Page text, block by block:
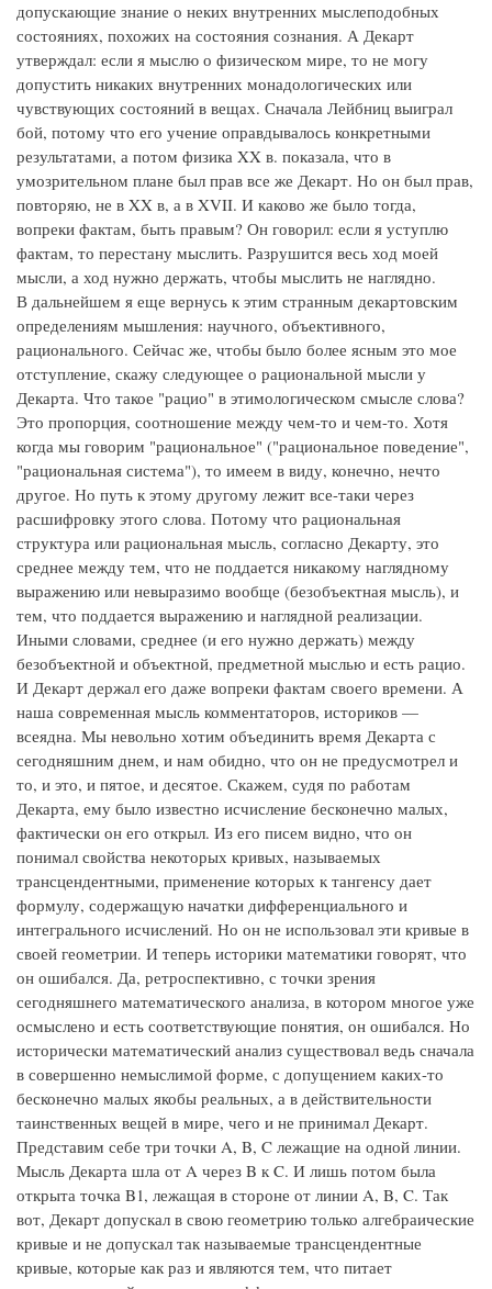
допускающие знание о неких внутренних мыслеподобных
состояниях, похожих на состояния сознания. А Декарт
утверждал: если я мыслю о физическом мире, то не могу
допустить никаких внутренних монадологических или
чувствующих состояний в вещах. Сначала Лейбниц выиграл
бой, потому что его учение оправдывалось конкретными
результатами, а потом физика XX в. показала, что в
умозрительном плане был прав все же Декарт. Но он был прав,
повторяю, не в XX в, а в XVII. И каково же было тогда,
вопреки фактам, быть правым? Он говорил: если я уступлю
фактам, то перестану мыслить. Разрушится весь ход моей
мысли, а ход нужно держать, чтобы мыслить не наглядно.
В дальнейшем я еще вернусь к этим странным декартовским
определениям мышления: научного, объективного,
рационального. Сейчас же, чтобы было более ясным это мое
отступление, скажу следующее о рациональной мысли у
Декарта. Что такое "рацио" в этимологическом смысле слова?
Это пропорция, соотношение между чем-то и чем-то. Хотя
когда мы говорим "рациональное" ("рациональное поведение",
"рациональная система"), то имеем в виду, конечно, нечто
другое. Но путь к этому другому лежит все-таки через
расшифровку этого слова. Потому что рациональная
структура или рациональная мысль, согласно Декарту, это
среднее между тем, что не поддается никакому наглядному
выражению или невыразимо вообще (безобъектная мысль), и
тем, что поддается выражению и наглядной реализации.
Иными словами, среднее (и его нужно держать) между
безобъектной и объектной, предметной мыслью и есть рацио.
И Декарт держал его даже вопреки фактам своего времени. А
наша современная мысль комментаторов, историков —
всеядна. Мы невольно хотим объединить время Декарта с
сегодняшним днем, и нам обидно, что он не предусмотрел и
то, и это, и пятое, и десятое. Скажем, судя по работам
Декарта, ему было известно исчисление бесконечно малых,
фактически он его открыл. Из его писем видно, что он
понимал свойства некоторых кривых, называемых
трансцендентными, применение которых к тангенсу дает
формулу, содержащую начатки дифференциального и
интегрального исчислений. Но он не использовал эти кривые в
своей геометрии. И теперь историки математики говорят, что
он ошибался. Да, ретроспективно, с точки зрения
сегодняшнего математического анализа, в котором многое уже
осмыслено и есть соответствующие понятия, он ошибался. Но
исторически математический анализ существовал ведь сначала
в совершенно немыслимой форме, с допущением каких-то
бесконечно малых якобы реальных, а в действительности
таинственных вещей в мире, чего и не принимал Декарт.
Представим себе три точки A, B, C лежащие на одной линии.
Мысль Декарта шла от A через B к C. И лишь потом была
открыта точка B1, лежащая в стороне от линии A, B, C. Так
вот, Декарт допускал в свою геометрию только алгебраические
кривые и не допускал так называемые трансцендентные
кривые, которые как раз и являются тем, что питает